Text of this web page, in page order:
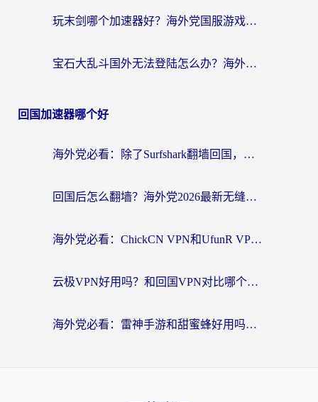
玩末剑哪个加速器好？海外党国服游戏畅玩终极指南（附3款热门游戏实测）
宝石大乱斗国外无法登陆怎么办？海外玩家专属加速指南（附穿越火线原野传说解决方案）
回国加速器哪个好
海外党必看：除了Surfshark翻墙回国，这些加速器选择技巧你真的懂吗？
回国后怎么翻墙？海外党2026最新无缝访问国内资源全攻略（附对比实测）
海外党必看：ChickCN VPN和UfunR VPN对比哪个回国效果更好？附实用选择指南
云极VPN好用吗？和回国VPN对比哪个回国效果更好？海外党亲测避坑指南
海外党必看：雷神手游和甜蜜蜂好用吗？3步选对回国加速器无缝刷国内资源